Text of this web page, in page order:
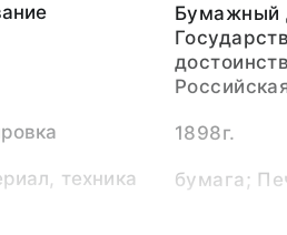
Бумажный
1898г.
техника бумага;